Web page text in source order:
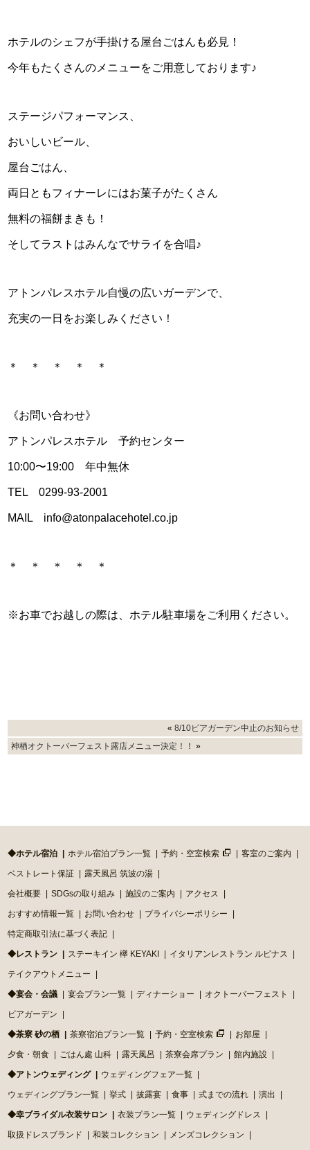
ホテルのシェフが手掛ける屋台ごはんも必見‍！
今年もたくさんのメニューをご用意しております♪
ステージパフォーマンス、
おいしいビール、
屋台ごはん、
両日ともフィナーレにはお菓子がたくさん
無料の福餅まきも！
そしてラストはみんなでサライを合唱♪
アトンパレスホテル自慢の広いガーデンで、
充実の一日をお楽しみください！
＊ ＊ ＊ ＊ ＊
《お問い合わせ》
アトンパレスホテル 予約センター
10:00〜19:00 年中無休
TEL 0299-93-2001
MAIL info@atonpalacehotel.co.jp
＊ ＊ ＊ ＊ ＊
※お車でお越しの際は、ホテル駐車場をご利用ください。
« 8/10ビアガーデン中止のお知らせ
神栖オクトーバーフェスト露店メニュー決定！！ »
◆ホテル宿泊 ホテル宿泊プラン一覧 予約・空室検索 客室のご案内
ベストレート保証 露天風呂 筑波の湯
会社概要 SDGsの取り組み 施設のご案内 アクセス
おすすめ情報一覧 お問い合わせ プライバシーポリシー
特定商取引法に基づく表記
◆レストラン ステーキイン 欅 KEYAKI イタリアンレストラン ルピナス
テイクアウトメニュー
◆宴会・会議 宴会プラン一覧 ディナーショー オクトーバーフェスト
ビアガーデン
◆茶寮 砂の栖 茶寮宿泊プラン一覧 予約・空室検索 お部屋
夕食・朝食 ごはん處 山科 露天風呂 茶寮会席プラン 館内施設
◆アトンウェディング ウェディングフェア一覧
ウェディングプラン一覧 挙式 披露宴 食事 式までの流れ 演出
◆幸ブライダル衣装サロン 衣装プラン一覧 ウェディングドレス
取扱ドレスブランド 和装コレクション メンズコレクション